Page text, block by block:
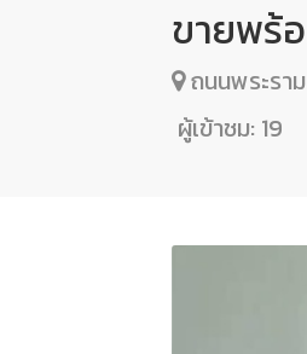
ขายพร้
ถนนพระรา
ผู้เข้าชม: 19